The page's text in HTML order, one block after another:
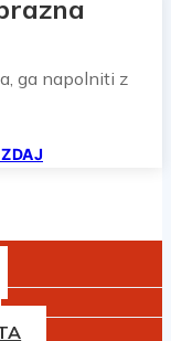
ga napolniti z